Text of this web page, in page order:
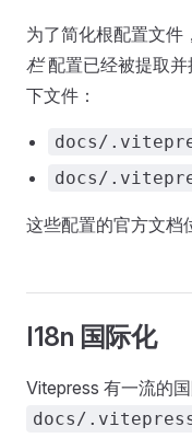
为了简化根配置文件
栏配置已经被提取并
下文件：
docs/
docs/
这些配置的官方文档
I18n 国际化
Vitepress 有一流的
docs/